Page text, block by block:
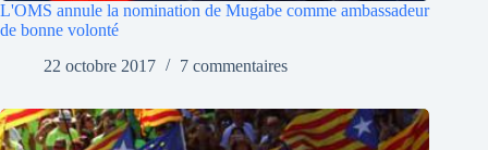
L'OMS annule la nomination de Mugabe comme ambassadeur
de bonne volonté
22 octobre 2017
7 commentaires